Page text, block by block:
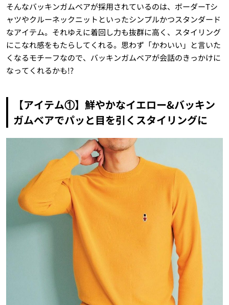
そんなバッキンガムベアが採用されているのは、ボーダーTシ
ャツやクルーネックニットといったシンプルかつスタンダード
なアイテム。それゆえに着回し力も抜群に高く、スタイリング
にこなれ感をもたらしてくれる。思わず「かわいい」と言いた
くなるモチーフなので、バッキンガムベアが会話のきっかけに
なってくれるかも!?
【アイテム①】鮮やかなイエロー&バッキン
ガムベアでパッと目を引くスタイリングに